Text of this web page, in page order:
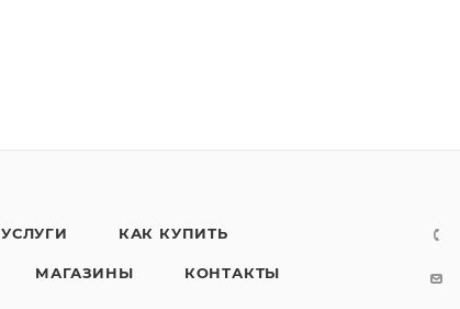
УСЛУГИ КАК КУПИТЬ
МАГАЗИНЫ КОНТАКТЫ